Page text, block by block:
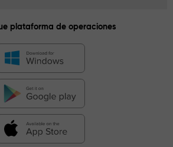
plataforma de operaciones